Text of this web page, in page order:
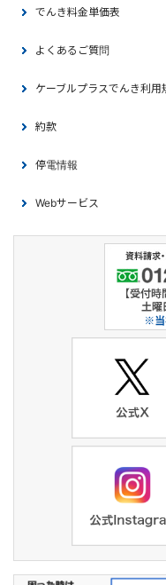
でんき料金単価表
よくあるご質問
ケーブルプラスでんき利
約款
停電情報
Webサービス